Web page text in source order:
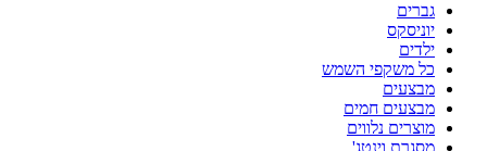
גברים
יוניסקס
ילדים
כל משקפי השמש
מבצעים
מבצעים חמים
מוצרים נלווים
מסגרת וינטג'